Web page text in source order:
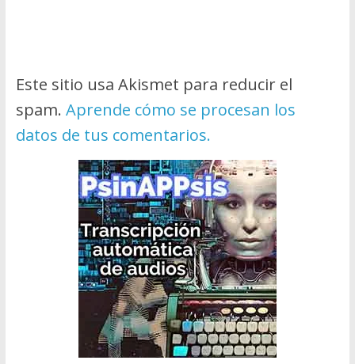
Este sitio usa Akismet para reducir el
spam. Aprende cómo se procesan los
datos de tus comentarios.